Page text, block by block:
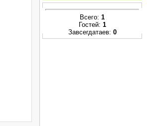
Всего: 1
Гостей: 1
Завсегдатаев: 0